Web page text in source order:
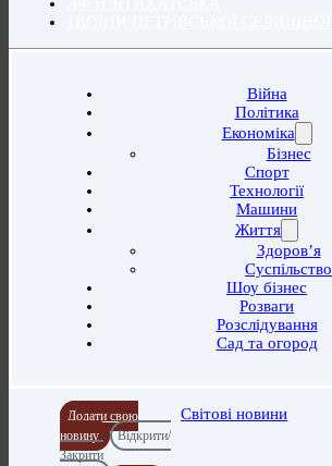
Війна
Політика
Економіка
Бізнес
Спорт
Технології
Машини
Життя
Здоров’я
Суспільство
Шоу бізнес
Розваги
Розслідування
Сад та огород
Додати свою
новину
Відкрити/
Закрити
Світові новини